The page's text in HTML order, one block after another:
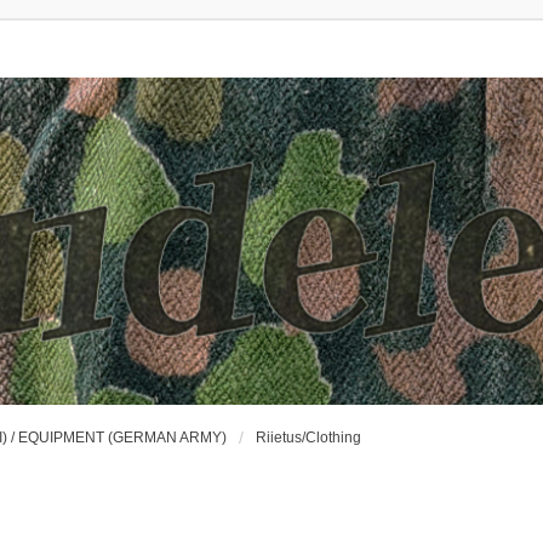
/ EQUIPMENT (GERMAN ARMY) Riietus/Clothing